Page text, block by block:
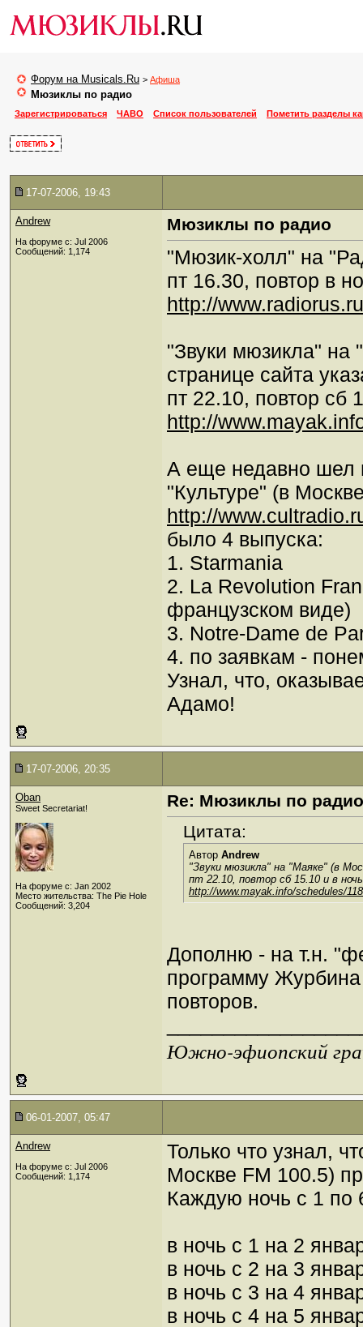
Форум на Musicals.Ru > Афиша
Мюзиклы по радио
Зарегистрироваться ЧАВО Список пользователей Пометить разделы
17-07-2006, 19:43
Andrew
На форуме с: Jul 2006
Сообщений: 1,174
Мюзиклы по радио
"Мюзик-холл" на
пт 16.30, повтор в
http://
"Звуки мюзикла" на
странице сайта
пт 22.10, повтор сб
http://
А еще недавно шел
"Культуре" (в
http://
было 4 выпуска:
1. Starmania
2. La Revolution
французском виде)
3. Notre-Dame de
4. по заявкам -
Узнал, что,
Адамо!
17-07-2006, 20:35
Oban
Sweet Secretariat!
На форуме с: Jan 2002
Место жительства: The Pie Hole
Сообщений: 3,204
Re: Мюзиклы по радио
Цитата:
Автор Andrew
"Звуки мюзикла" на "Маяке" (в
пт 22.10, повтор сб 15.10 и в
http://www.mayak.info/schedules/
Дополню - на т.н.
программу
повторов.
Южно-эфиопский
06-01-2007, 05:47
Andrew
На форуме с: Jul 2006
Сообщений: 1,174
Только что узнал,
Москве FM 100.5)
Каждую ночь с 1 по
в ночь с 1 на 2
в ночь с 2 на 3
в ночь с 3 на 4
в ночь с 4 на 5